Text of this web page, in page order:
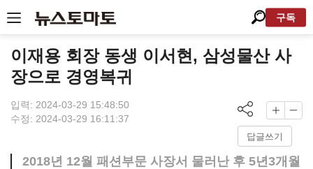
구독
이재용 회장 동생 이서현, 삼성물산 사
장으로 경영복귀
입력: 2024-03-29 15:48:50
수정: 2024-03-29 16:11:37
답글쓰기
2018년 12월 패션부문 사장서 물러난 후 5년3개월